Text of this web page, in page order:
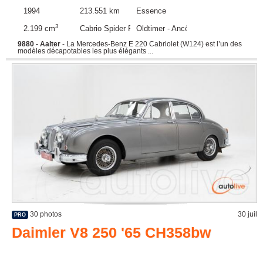
1994 213.551 km
Essence
2.199 cm3 Cabrio Spider RoadsterOldtimer - Ancêtre
9880 - Aalter - La Mercedes-Benz E 220 Cabriolet (W124) est l’un des
modèles décapotables les plus élégants ...
PRO 30 photos 30 juil
Daimler V8 250 '65 CH358bw